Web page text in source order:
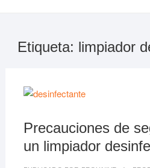
Etiqueta: limpiador
Precauciones de
un limpiador